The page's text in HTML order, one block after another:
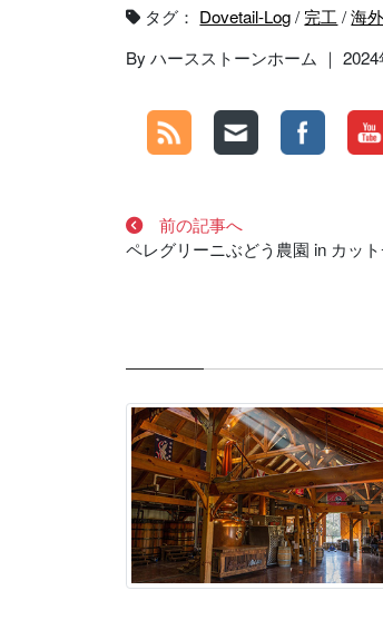
タグ： Dovetail-Log/完工 /海外
By ハースストーンホーム ｜ 2024
前の記事へ
ペレグリーニぶどう農園 in カッ